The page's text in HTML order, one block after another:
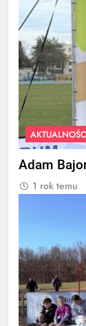
Adam
1 rok temu